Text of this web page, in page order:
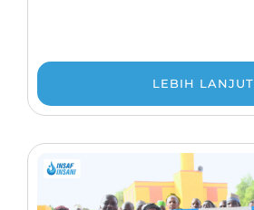
LEBIH LANJUT